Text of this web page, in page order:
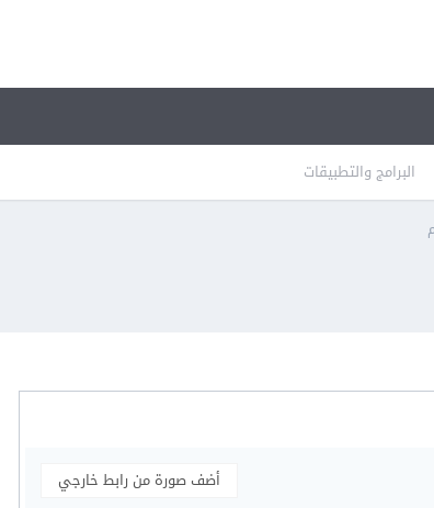
البرامج والتطبيقات
أضف صورة من رابط خارجي